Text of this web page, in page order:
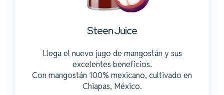
Steen Juice
Llega el nuevo jugo de mangostán y sus
excelentes beneficios.
Con mangostán 100% mexicano, cultivado en
Chiapas, México.